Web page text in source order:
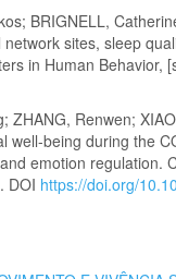
BRIGNELL,
network sites, sleep
in Human Behavior,
ZHANG, Renwen;
well-being during the
emotion regulation.
DOI https://doi.org/